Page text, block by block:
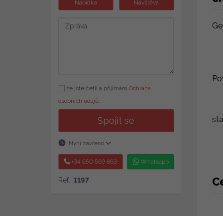
Nabídka Návštěva
že jste četli a přijímám Ochrana
osobních údajů
Spojit se
Nyní zavřeno
+34 650 569 863 Whatsapp
Ref.: 1197